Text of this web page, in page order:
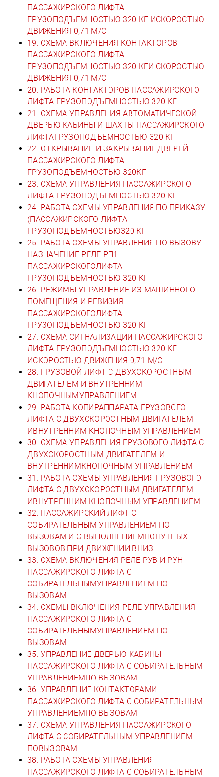
ПАССАЖИРСКОГО ЛИФТА
ГРУЗОПОДЪЕМНОСТЬЮ 320 КГ ИСКОРОСТЬЮ
ДВИЖЕНИЯ 0,71 М/С
19. СХЕМА ВКЛЮЧЕНИЯ КОНТАКТОРОВ
ПАССАЖИРСКОГО ЛИФТА
ГРУЗОПОДЪЕМНОСТЬЮ 320 КГИ СКОРОСТЬЮ
ДВИЖЕНИЯ 0,71 М/С
20. РАБОТА КОНТАКТОРОВ ПАССАЖИРСКОГО
ЛИФТА ГРУЗОПОДЪЕМНОСТЬЮ 320 КГ
21. СХЕМА УПРАВЛЕНИЯ АВТОМАТИЧЕСКОЙ
ДВЕРЬЮ КАБИНЫ И ШАХТЫ ПАССАЖИРСКОГО
ЛИФТАГРУЗОПОДЪЕМНОСТЬЮ 320 КГ
22. ОТКРЫВАНИЕ И ЗАКРЫВАНИЕ ДВЕРЕЙ
ПАССАЖИРСКОГО ЛИФТА
ГРУЗОПОДЪЕМНОСТЬЮ 320КГ
23. СХЕМА УПРАВЛЕНИЯ ПАССАЖИРСКОГО
ЛИФТА ГРУЗОПОДЪЕМНОСТЬЮ 320 КГ
24. РАБОТА СХЕМЫ УПРАВЛЕНИЯ ПО ПРИКАЗУ
(ПАССАЖИРСКОГО ЛИФТА
ГРУЗОПОДЪЕМНОСТЬЮ320 КГ
25. РАБОТА СХЕМЫ УПРАВЛЕНИЯ ПО ВЫЗОВУ.
НАЗНАЧЕНИЕ РЕЛЕ РП1
ПАССАЖИРСКОГОЛИФТА
ГРУЗОПОДЪЕМНОСТЬЮ 320 КГ
26. РЕЖИМЫ УПРАВЛЕНИЕ ИЗ МАШИННОГО
ПОМЕЩЕНИЯ И РЕВИЗИЯ
ПАССАЖИРСКОГОЛИФТА
ГРУЗОПОДЪЕМНОСТЬЮ 320 КГ
27. СХЕМА СИГНАЛИЗАЦИИ ПАССАЖИРСКОГО
ЛИФТА ГРУЗОПОДЪЕМНОСТЬЮ 320 КГ
ИСКОРОСТЬЮ ДВИЖЕНИЯ 0,71 М/С
28. ГРУЗОВОЙ ЛИФТ С ДВУХСКОРОСТНЫМ
ДВИГАТЕЛЕМ И ВНУТРЕННИМ
КНОПОЧНЫМУПРАВЛЕНИЕМ
29. РАБОТА КОПИРАППАРАТА ГРУЗОВОГО
ЛИФТА С ДВУХСКОРОСТНЫМ ДВИГАТЕЛЕМ
ИВНУТРЕННИМ КНОПОЧНЫМ УПРАВЛЕНИЕМ
30. СХЕМА УПРАВЛЕНИЯ ГРУЗОВОГО ЛИФТА С
ДВУХСКОРОСТНЫМ ДВИГАТЕЛЕМ И
ВНУТРЕННИМКНОПОЧНЫМ УПРАВЛЕНИЕМ
31. РАБОТА СХЕМЫ УПРАВЛЕНИЯ ГРУЗОВОГО
ЛИФТА С ДВУХСКОРОСТНЫМ ДВИГАТЕЛЕМ
ИВНУТРЕННИМ КНОПОЧНЫМ УПРАВЛЕНИЕМ
32. ПАССАЖИРСКИЙ ЛИФТ С
СОБИРАТЕЛЬНЫМ УПРАВЛЕНИЕМ ПО
ВЫЗОВАМ И С ВЫПОЛНЕНИЕМПОПУТНЫХ
ВЫЗОВОВ ПРИ ДВИЖЕНИИ ВНИЗ
33. СХЕМА ВКЛЮЧЕНИЯ РЕЛЕ РУВ И РУН
ПАССАЖИРСКОГО ЛИФТА С
СОБИРАТЕЛЬНЫМУПРАВЛЕНИЕМ ПО
ВЫЗОВАМ
34. СХЕМЫ ВКЛЮЧЕНИЯ РЕЛЕ УПРАВЛЕНИЯ
ПАССАЖИРСКОГО ЛИФТА С
СОБИРАТЕЛЬНЫМУПРАВЛЕНИЕМ ПО
ВЫЗОВАМ
35. УПРАВЛЕНИЕ ДВЕРЬЮ КАБИНЫ
ПАССАЖИРСКОГО ЛИФТА С СОБИРАТЕЛЬНЫМ
УПРАВЛЕНИЕМПО ВЫЗОВАМ
36. УПРАВЛЕНИЕ КОНТАКТОРАМИ
ПАССАЖИРСКОГО ЛИФТА С СОБИРАТЕЛЬНЫМ
УПРАВЛЕНИЕМПО ВЫЗОВАМ
37. СХЕМА УПРАВЛЕНИЯ ПАССАЖИРСКОГО
ЛИФТА С СОБИРАТЕЛЬНЫМ УПРАВЛЕНИЕМ
ПОВЫЗОВАМ
38. РАБОТА СХЕМЫ УПРАВЛЕНИЯ
ПАССАЖИРСКОГО ЛИФТА С СОБИРАТЕЛЬНЫМ